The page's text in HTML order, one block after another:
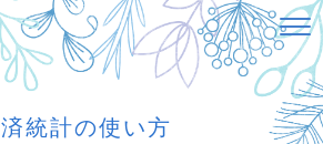
統計の使い方